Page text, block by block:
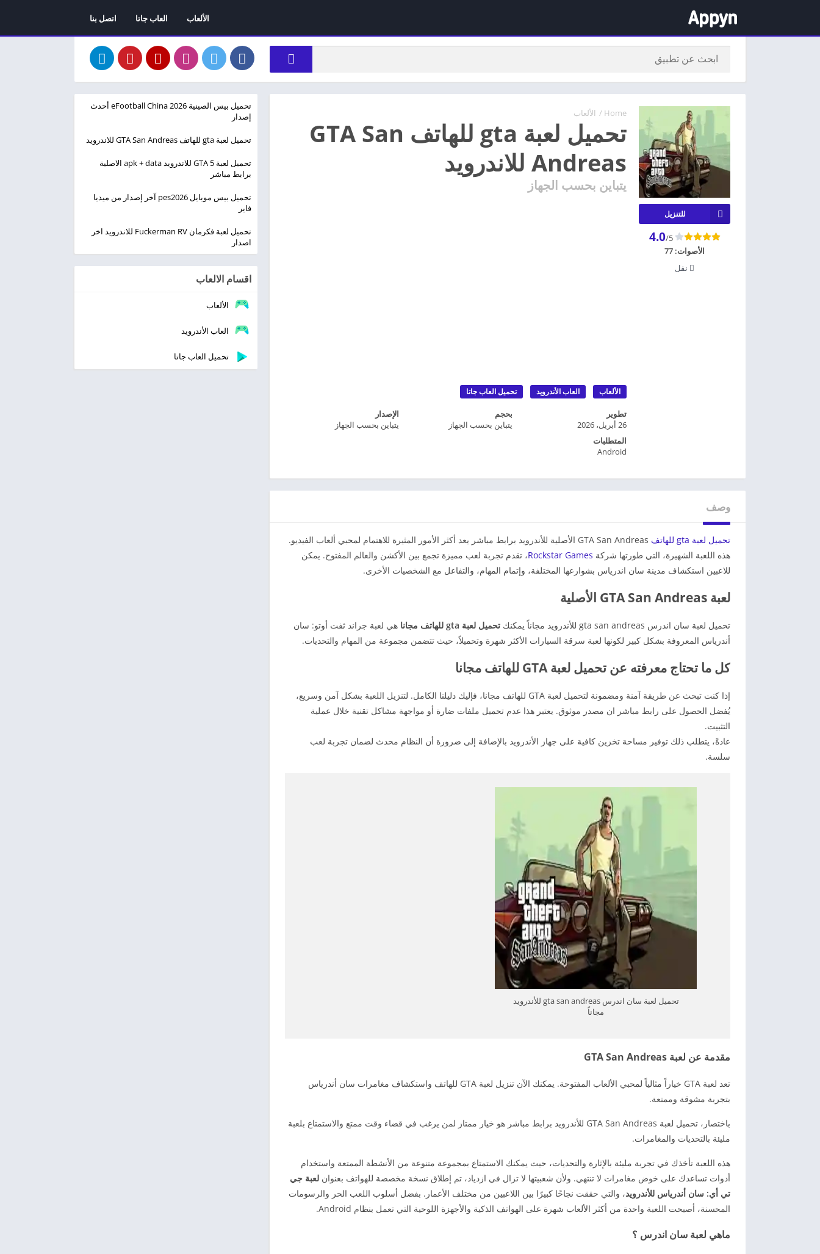
الألعاب العاب جاتا اتصل بنا
Home
/ الألعاب
تحميل لعبة gta للهاتف GTA San
Andreas للاندرويد
يتباين بحسب الجهاز
الألعاب العاب الأندرويد تحميل العاب جاتا
للتنزيل
4.0/5
الأصوات: 77
نقل
تطوير
26 أبريل، 2026
بحجم
يتباين بحسب الجهاز
الإصدار
يتباين بحسب الجهاز
المتطلبات
Android
وصف
تحميل لعبة gta للهاتف
GTA San Andreas الأصلية للأندرويد برابط مباشر يعد أكثر الأمور المثيرة للاهتمام لمحبي ألعاب الفيديو.
هذه اللعبة الشهيرة، التي طورتها شركة Rockstar Games، تقدم تجربة لعب مميزة تجمع بين الأكشن والعالم المفتوح. يمكن
للاعبين استكشاف مدينة سان اندرياس بشوارعها المختلفة، وإتمام المهام، والتفاعل مع الشخصيات الأخرى.
لعبة GTA San Andreas الأصلية
تحميل لعبة سان اندرس gta san andreas للأندرويد مجاناً يمكنك تحميل لعبة gta للهاتف مجانا
هي لعبة جراند ثفت أوتو: سان
أندرياس المعروفة بشكل كبير لكونها لعبة سرقة السيارات الأكثر شهرة وتحميلاً، حيث تتضمن مجموعة من المهام والتحديات.
كل ما تحتاج معرفته عن تحميل لعبة GTA للهاتف مجانا
إذا كنت تبحث عن طريقة آمنة ومضمونة لتحميل لعبة GTA للهاتف مجانا، فإليك دليلنا الكامل. لتنزيل اللعبة بشكل آمن وسريع،
يُفضل الحصول على رابط مباشر ان مصدر موثوق. يعتبر هذا عدم تحميل ملفات ضارة أو مواجهة مشاكل تقنية خلال عملية
التثبيت.
عادةً، يتطلب ذلك توفير مساحة تخزين كافية على جهاز الأندرويد بالإضافة إلى ضرورة أن النظام محدث لضمان تجربة لعب
سلسة.
تحميل لعبة سان اندرس gta san andreas للأندرويد
مجاناً
مقدمة عن لعبة GTA San Andreas
تعد لعبة GTA خياراً مثالياً لمحبي الألعاب المفتوحة. يمكنك الآن تنزيل لعبة GTA للهاتف واستكشاف مغامرات سان أندرياس
بتجربة مشوقة وممتعة.
باختصار، تحميل لعبة GTA San Andreas للأندرويد برابط مباشر هو خيار ممتاز لمن يرغب في قضاء وقت ممتع والاستمتاع بلعبة
مليئة بالتحديات والمغامرات.
هذه اللعبة تأخذك في تجربة مليئة بالإثارة والتحديات، حيث يمكنك الاستمتاع بمجموعة متنوعة من الأنشطة الممتعة واستخدام
أدوات تساعدك على خوض مغامرات لا تنتهي. ولأن شعبيتها لا تزال في ازدياد، تم إطلاق نسخة مخصصة للهواتف بعنوان لعبة جي
تي أي: سان أندرياس للأندرويد، والتي حققت نجاحًا كبيرًا بين اللاعبين من مختلف الأعمار. بفضل أسلوب اللعب الحر والرسومات
المحسنة، أصبحت اللعبة واحدة من أكثر الألعاب شهرة على الهواتف الذكية والأجهزة اللوحية التي تعمل بنظام Android.
ماهي لعبة سان اندرس ؟
تحميل بيس الصينية eFootball China 2026 أحدث
إصدار
تحميل لعبة gta للهاتف GTA San Andreas للاندرويد
تحميل لعبة GTA 5 للاندرويد apk + data الاصلية
برابط مباشر
تحميل بيس موبايل pes2026 آخر إصدار من ميديا
فاير
تحميل لعبة فكرمان Fuckerman RV للاندرويد اخر
اصدار
اقسام الالعاب
الألعاب
العاب الأندرويد
تحميل العاب جاتا